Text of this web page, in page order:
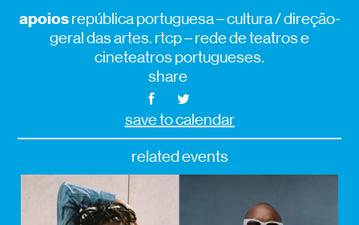
apoiosrepública portuguesa – cultura / direção-
geral das artes. rtcp – rede de teatros e
cineteatros portugueses.
share
save to calendar
related events